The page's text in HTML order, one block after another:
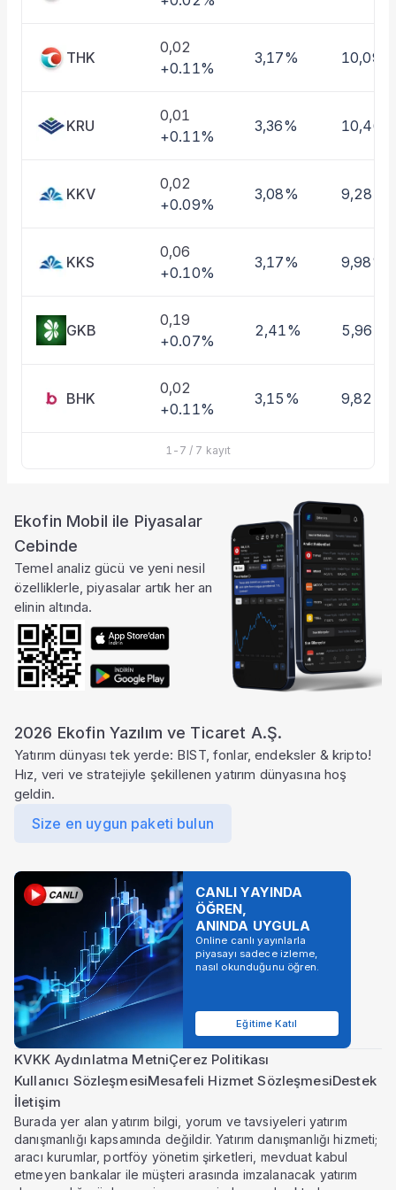
THK
0,02
+0.11%
3,17% 10,09%
KRU
0,01
+0.11%
3,36% 10,46%
KKV
0,02
+0.09%
3,08% 9,28%
KKS
0,06
+0.10%
3,17% 9,98%
GKB
0,19
+0.07%
2,41% 5,96%
BHK
0,02
+0.11%
3,15% 9,82%
1 - 7 / 7 kayıt
Ekofin Mobil ile Piyasalar
Cebinde
Temel analiz gücü ve yeni nesil
özelliklerle, piyasalar artık her an
elinin altında.
2026 Ekofin Yazılım ve Ticaret A.Ş.
Yatırım dünyası tek yerde: BIST, fonlar, endeksler & kripto!
Hız, veri ve stratejiyle şekillenen yatırım dünyasına hoş
geldin.
Size en uygun paketi bulun
CANLI YAYINDA
ÖĞREN,
ANINDA UYGULA
Online canlı yayınlarla
piyasayı sadece izleme,
nasıl okunduğunu öğren.
Eğitime Katıl
KVKK Aydınlatma MetniÇerez Politikası
Kullanıcı SözleşmesiMesafeli Hizmet SözleşmesiDestek
İletişim
Burada yer alan yatırım bilgi, yorum ve tavsiyeleri yatırım
danışmanlığı kapsamında değildir. Yatırım danışmanlığı hizmeti;
aracı kurumlar, portföy yönetim şirketleri, mevduat kabul
etmeyen bankalar ile müşteri arasında imzalanacak yatırım